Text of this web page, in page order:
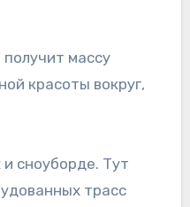
массу
красоты вокруг,
сноуборде. Тут
трасс